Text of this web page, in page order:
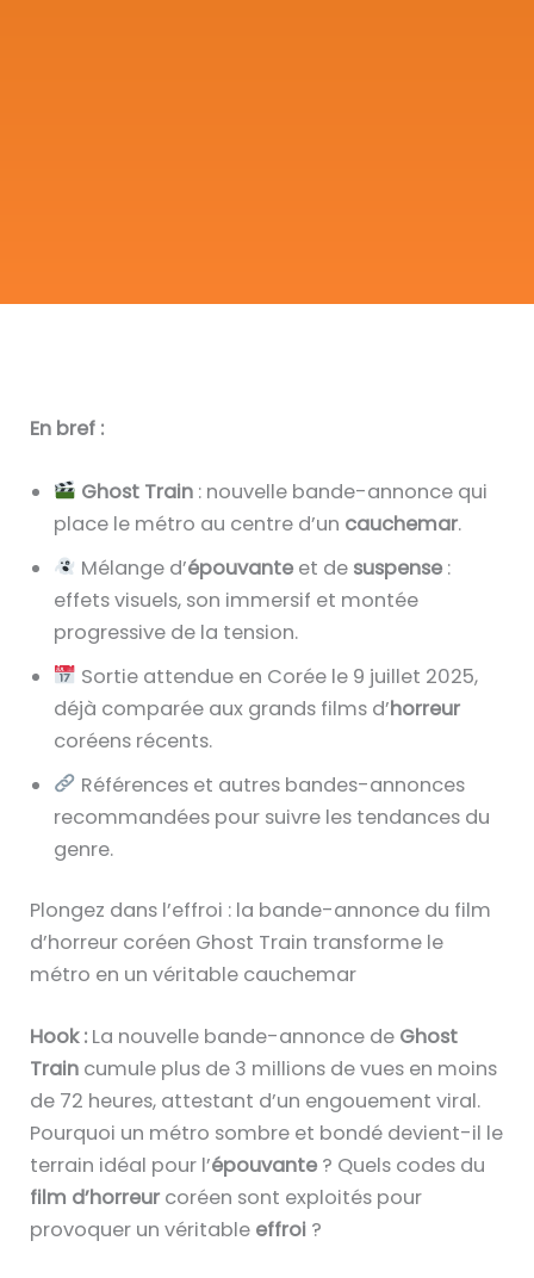
En bref :
Ghost Train: nouvelle bande-annonce qui
place le métro au centre d’un cauchemar.
Mélange d’épouvanteet de suspense:
effets visuels, son immersif et montée
progressive de la tension.
Sortie attendue en Corée le 9 juillet 2025,
déjà comparée aux grands films d’horreur
coréens récents.
Références et autres bandes-annonces
recommandées pour suivre les tendances du
genre.
Plongez dans l’effroi : la bande-annonce du film
d’horreur coréen Ghost Train transforme le
métro en un véritable cauchemar
Hook : La nouvelle bande-annonce de Ghost
Train cumule plus de 3 millions de vues en moins
de 72 heures, attestant d’un engouement viral.
Pourquoi un métro sombre et bondé devient-il le
terrain idéal pour l’épouvante ? Quels codes du
film d’horreur coréen sont exploités pour
provoquer un véritable effroi ?